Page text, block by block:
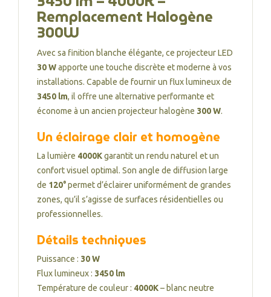
Remplacement Halogène
300W
Avec sa finition blanche élégante, ce projecteur LED
30 Wapporte une touche discrète et moderne à vos
installations. Capable de fournir un flux lumineux de
3450 lm, il offre une alternative performante et
économe à un ancien projecteur halogène 300 W.
Un éclairage clair et homogène
La lumière 4000Kgarantit un rendu naturel et un
confort visuel optimal. Son angle de diffusion large
de 120°permet d’éclairer uniformément de grandes
zones, qu’il s’agisse de surfaces résidentielles ou
professionnelles.
Détails techniques
Puissance : 30 W
Flux lumineux : 3450 lm
Température de couleur : 4000K– blanc neutre